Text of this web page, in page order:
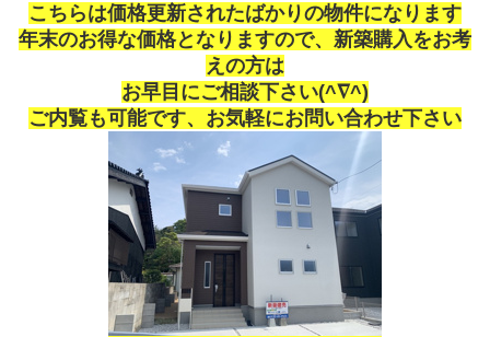
こちらは価格更新されたばかりの物件になります
年末のお得な価格となりますので、新築購入をお考
えの方は
お早目にご相談下さい(^∇^)
ご内覧も可能です、お気軽にお問い合わせ下さい